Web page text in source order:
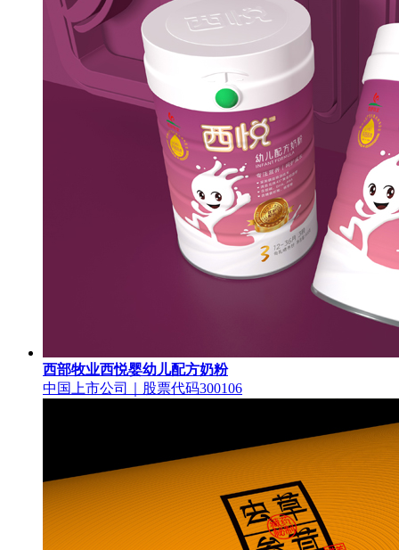
西部牧业西悦婴幼儿配方奶粉
中国上市公司｜股票代码300106